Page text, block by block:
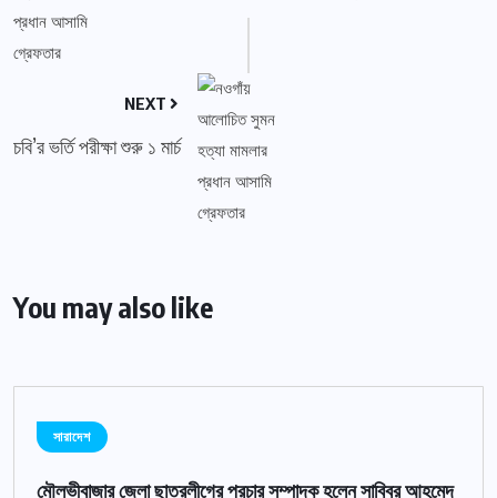
NEXT
চবি’র ভর্তি পরীক্ষা শুরু ১ মার্চ
You may also like
সারাদেশ
মৌলভীবাজার জেলা ছাত্রলীগের প্রচার সম্পাদক হলেন সাব্বির আহমেদ